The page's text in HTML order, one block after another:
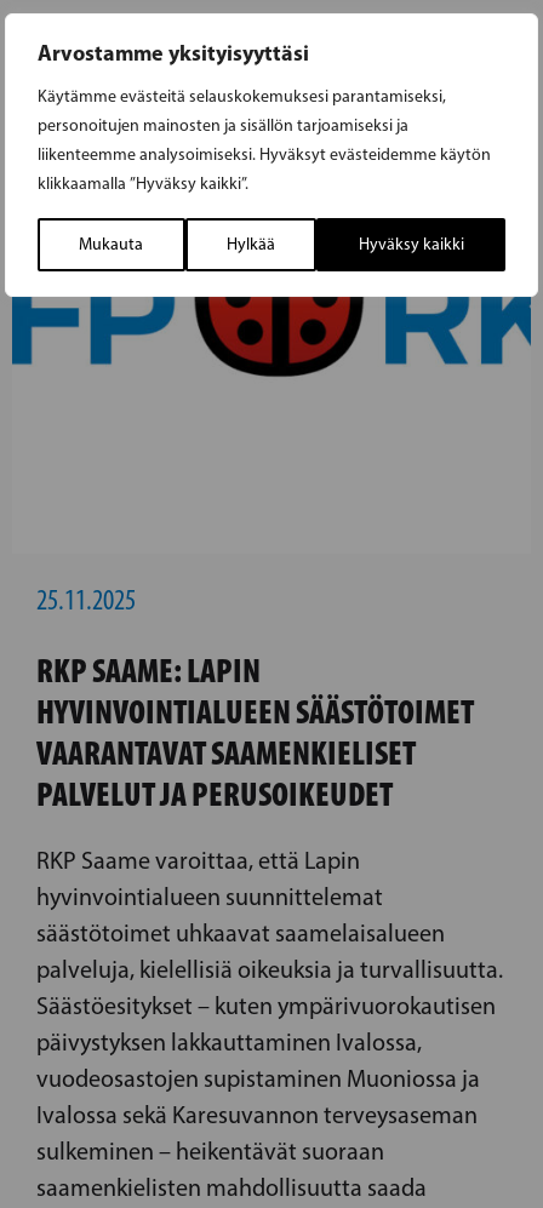
Arvostamme yksityisyyttäsi
Käytämme evästeitä selauskokemuksesi parantamiseksi,
personoitujen mainosten ja sisällön tarjoamiseksi ja
liikenteemme analysoimiseksi. Hyväksyt evästeidemme käytön
klikkaamalla ”Hyväksy kaikki”.
Mukauta Hylkää Hyväksy kaikki
25.11.2025
RKP SAAME: LAPIN
HYVINVOINTIALUEEN SÄÄSTÖTOIMET
VAARANTAVAT SAAMENKIELISET
PALVELUT JA PERUSOIKEUDET
RKP Saame varoittaa, että Lapin
hyvinvointialueen suunnittelemat
säästötoimet uhkaavat saamelaisalueen
palveluja, kielellisiä oikeuksia ja turvallisuutta.
Säästöesitykset – kuten ympärivuorokautisen
päivystyksen lakkauttaminen Ivalossa,
vuodeosastojen supistaminen Muoniossa ja
Ivalossa sekä Karesuvannon terveysaseman
sulkeminen – heikentävät suoraan
saamenkielisten mahdollisuutta saada